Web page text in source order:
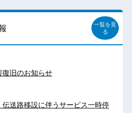
一覧を見
る
旧のお知らせ
送路移設に伴うサービス一時停